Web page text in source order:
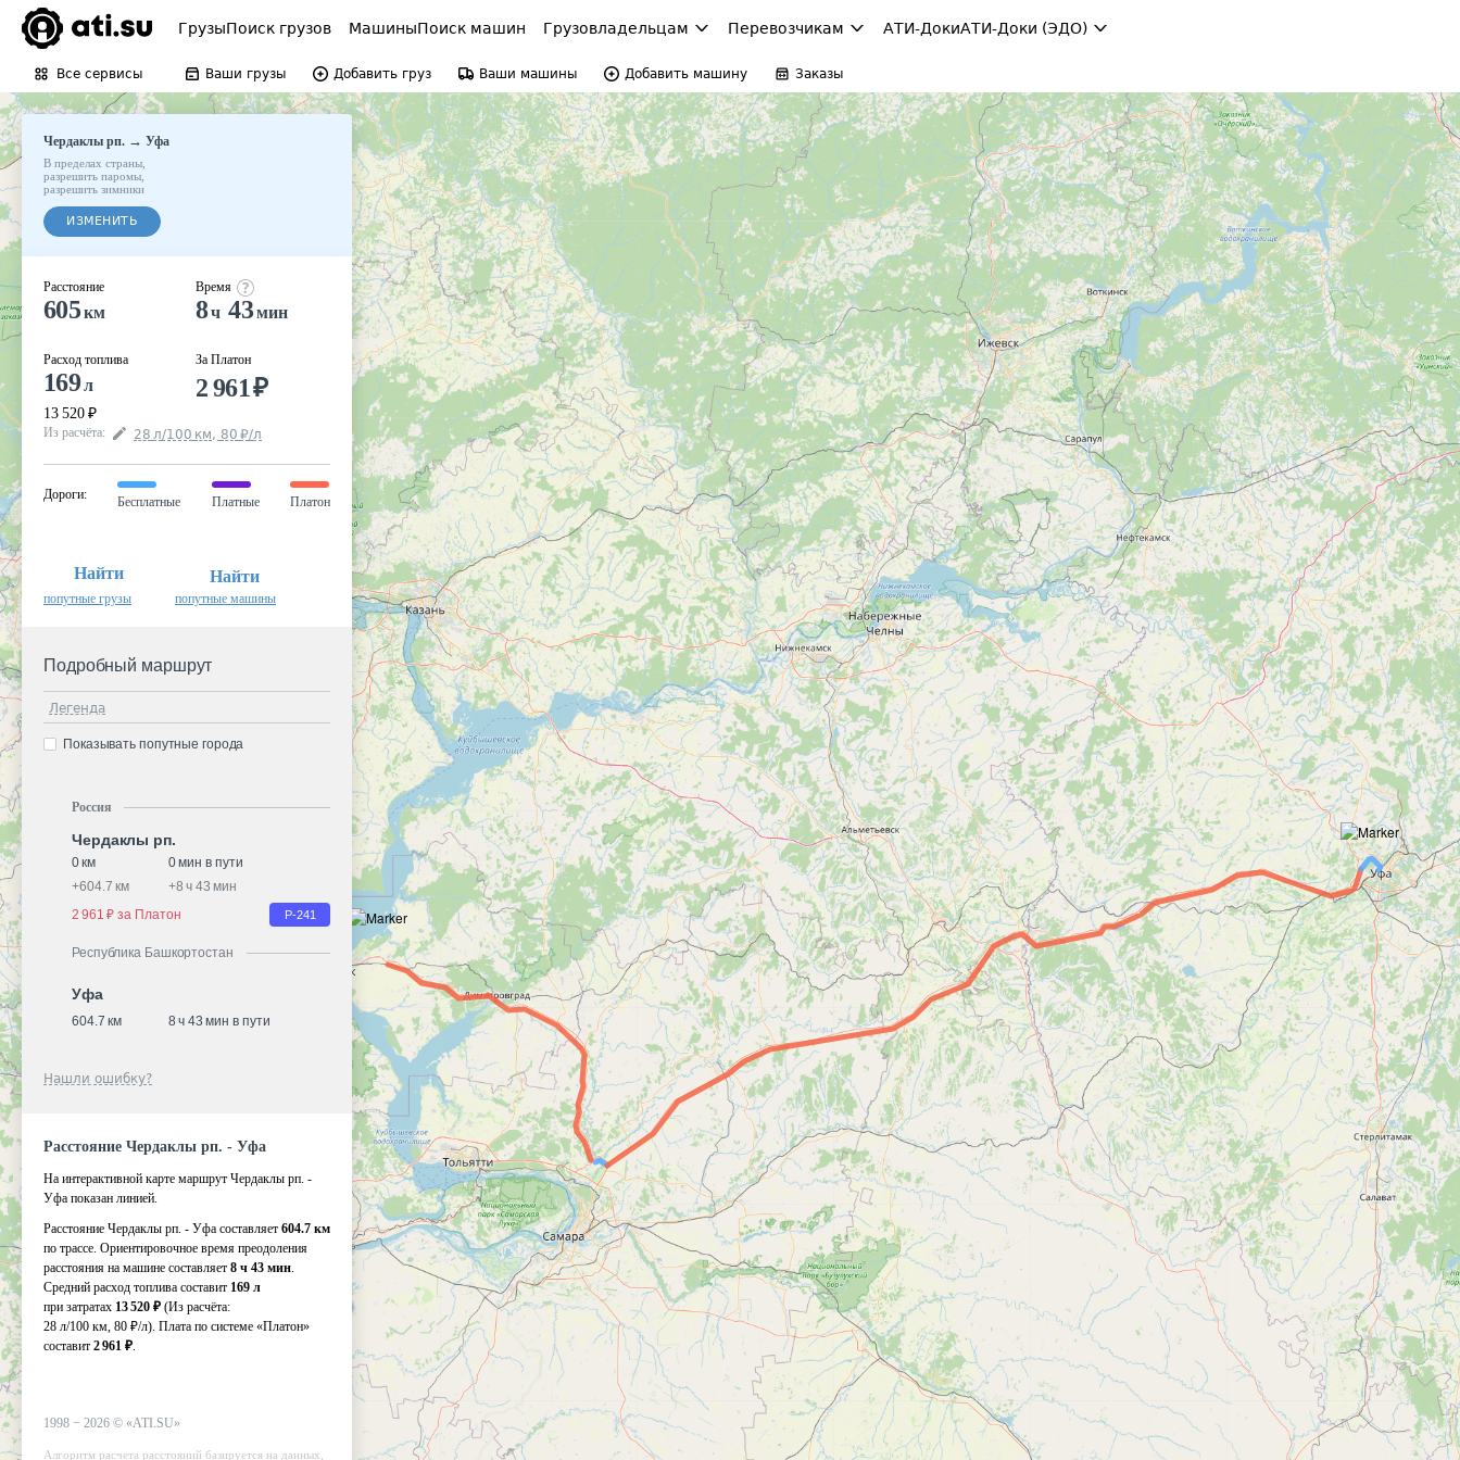
ГрузыПоиск грузов МашиныПоиск машин Грузовладельцам Перевозчикам АТИ-ДокиАТИ-Доки (ЭДО)
Все сервисы Ваши грузы Добавить груз Ваши машины Добавить машину Заказы
Чердаклы рп.→ Уфа
В пределах страны
разрешить паромы
разрешить зимники
ИЗМЕНИТЬ
Расстояние
605км
Расход топлива
169л
13 520 ₽
Время
8ч 43мин
За Платон
2 961₽
Из расчёта: 28 л/100 км, 80 ₽/л
Дороги:
Бесплатные Платные Платон
Найти
попутные грузы
Найти
попутные машины
Подробный маршрут
Легенда
Показывать попутные города
Россия
Чердаклы рп.
0 км
0 мин в пути
+604.7 км +8 ч 43 мин
2 961 ₽ за Платон
Р-241
Республика Башкортостан
Уфа
604.7 км 8 ч 43 мин в пути
Нашли ошибку?
Расстояние Чердаклы рп. - Уфа
На интерактивной карте маршрут Чердаклы рп. -
Уфа показан линией.
Расстояние Чердаклы рп. - Уфа составляет 604.7 км
по трассе. Ориентировочное время преодоления
расстояния на машине составляет 8 ч 43 мин.
Средний расход топлива составит 169 л
при затратах 13 520 ₽ (Из расчёта:
28 л/100 км, 80 ₽/л). Плата по системе «Платон»
составит 2 961 ₽.
1998 − 2026 © «ATI.SU»
Алгоритм расчета расстояний базируется на данных,